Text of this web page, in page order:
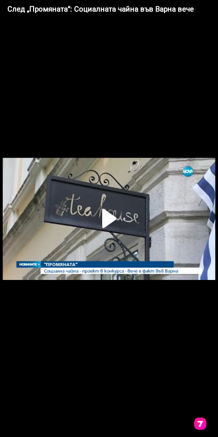
След „Промяната”: Социалната чайна във Варна вече е факт